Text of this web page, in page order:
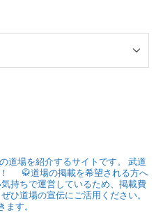
道場を紹介するサイトです。
武道
🥋道場の掲載を希望される方へ
持ちで運営しているため、掲載費
ぜひ道場の宣伝にご活用ください。
ます。